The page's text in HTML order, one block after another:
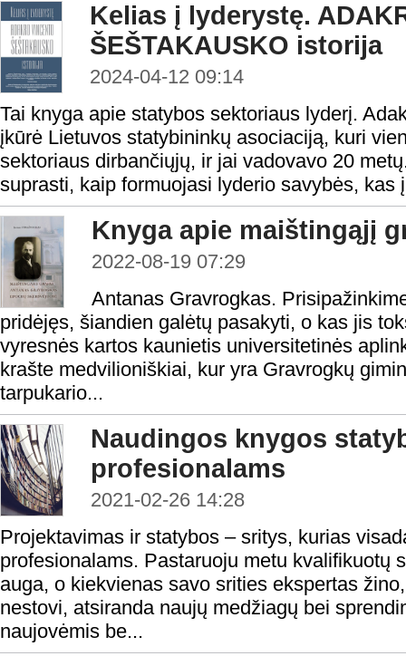
Kelias į lyderystę.
ŠEŠTAKAUSKO istorija
2024-04-12 09:14
Tai knyga apie statybos sektoriaus lyderį.
įkūrė Lietuvos statybininkų asociaciją, kuri
sektoriaus dirbančiųjų, ir jai vadovavo 20
suprasti, kaip formuojasi lyderio savybės, kas
Knyga apie maištingąjį
2022-08-19 07:29
Antanas Gravrogkas.
pridėjęs, šiandien galėtų pasakyti, o kas jis
vyresnės kartos kaunietis universitetinės
krašte medvilioniškiai, kur yra Gravrogkų
tarpukario...
Naudingos knygos
profesionalams
2021-02-26 14:28
Projektavimas ir statybos – sritys, kurias
profesionalams. Pastaruoju metu kvalifikuotų
auga, o kiekvienas savo srities ekspertas
nestovi, atsiranda naujų medžiagų bei
naujovėmis be...